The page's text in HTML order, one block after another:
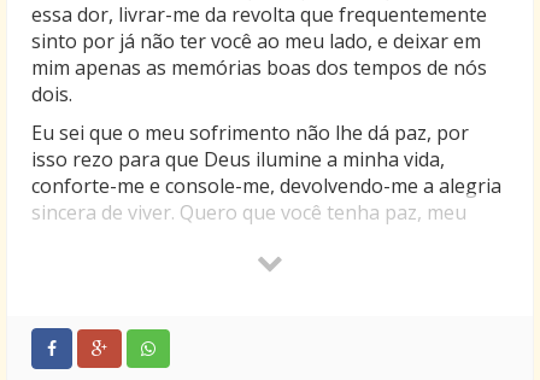
essa dor, livrar-me da revolta que frequentemente
sinto por já não ter você ao meu lado, e deixar em
mim apenas as memórias boas dos tempos de nós
dois.
Eu sei que o meu sofrimento não lhe dá paz, por
isso rezo para que Deus ilumine a minha vida,
conforte-me e console-me, devolvendo-me a alegria
sincera de viver. Quero que você tenha paz, meu
Quero que você tenha o descanso que merece, e que
ainda é impossível seguir em frente com a vida. Você
está muito presente em meu coração.